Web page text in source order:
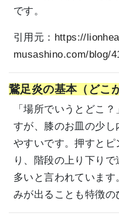
です。
引用元： https://
musashino.com/blog/
鵞足炎の基本（どこ
「場所でいうとどこ
すが、膝のお皿の少
やすいです。押すとピ
り、階段の上り下り
多いと言われていま
みが出ることも特徴の